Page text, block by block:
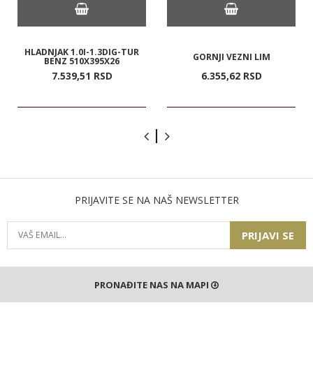
HLADNJAK 1.0I-1.3DIG-TUR
BENZ 510X395X26
7.539,51 RSD
GORNJI VEZNI LIM
6.355,62 RSD
PRIJAVITE SE NA NAŠ NEWSLETTER
PRIJAVI SE
PRONAĐITE NAS NA MAPI